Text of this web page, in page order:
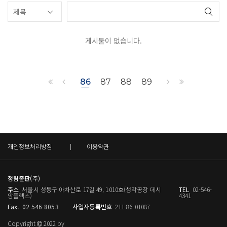
게시물이 없습니다.
86 87 88 89
개인정보처리방침 이용약관
청림출판(주)
주소 서울시 성동구 아차산로 17길 49, 1010호(생각공장 데시
앙플렉스)
TEL 02-546-
4341
Fax. 02-546-8053 사업자등록번호 211-86-01087
Copyright
2022 by